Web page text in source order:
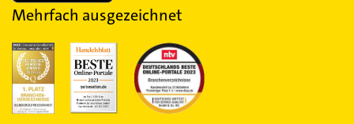
Mehrfach ausgezeichnet